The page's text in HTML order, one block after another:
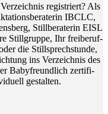
regis­triert? Als
IBCLC,
Still­be­ra­te­rin EISL
Still­grup­pe, Ihr frei­be­ruf­
die Still­sprech­stun­de,
ins Ver­zeich­nis des
Baby­freund­lich zer­ti­fi­
gestalten.